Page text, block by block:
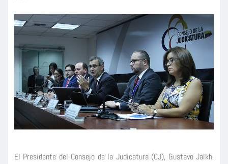
El Presidente del Consejo de la Judicatura (CJ), Gustavo Jalkh,